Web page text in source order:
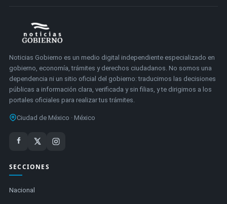
Noticias Gobierno es un medio digital independiente especializado en
gobierno, economía, trámites y derechos ciudadanos. No somos una
dependencia ni un sitio oficial del gobierno: traducimos las decisiones
públicas a información clara, verificada y sin filias, y te dirigimos a los
portales oficiales para realizar tus trámites.
Ciudad de México · México
SECCIONES
Nacional